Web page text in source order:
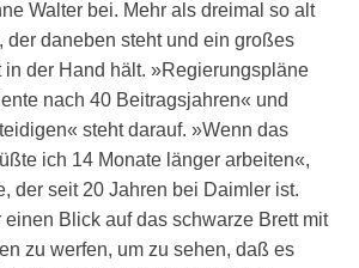
Walter bei. Mehr als dreimal so alt
der daneben steht und ein großes
in der Hand hält. »Regierungspläne
nach 40 Beitragsjahren« und
steht darauf. »Wenn das
ich 14 Monate länger arbeiten«,
der seit 20 Jahren bei Daimler ist.
einen Blick auf das schwarze Brett mit
zu werfen, um zu sehen, daß es